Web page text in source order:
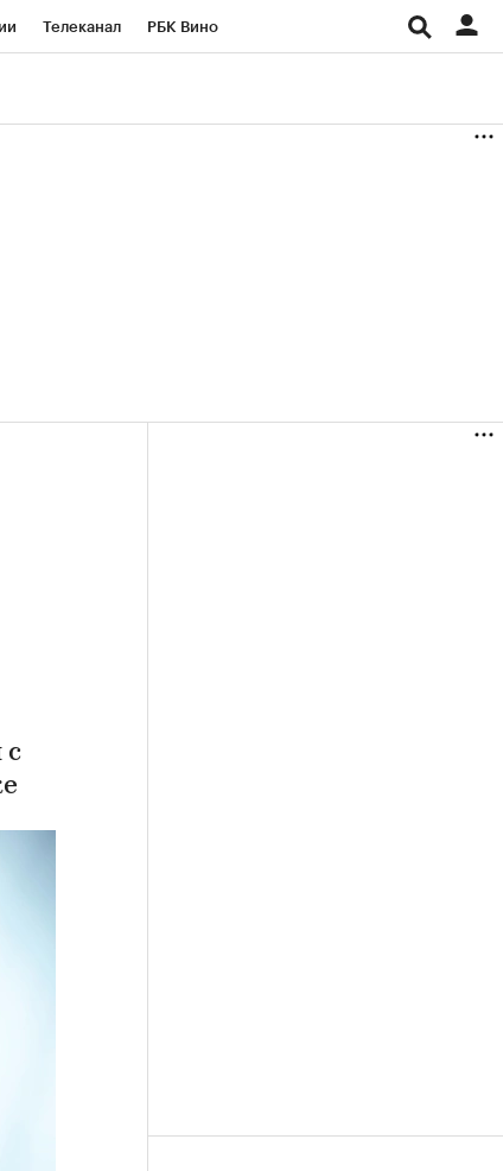
Телеканал РБК Вино
с